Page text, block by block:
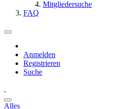
Mitgliedersuche
FAQ
Anmelden
Registrieren
Suche
Alles